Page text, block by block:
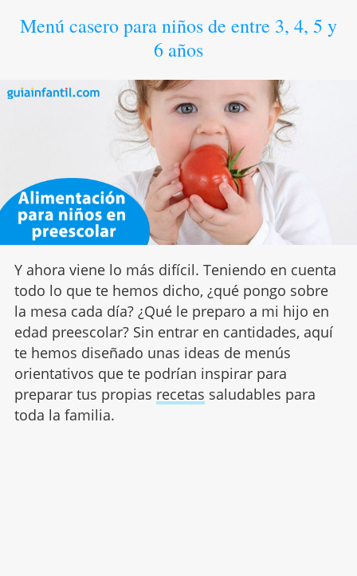
Menú casero para niños de entre 3, 4, 5 y
6 años
Y ahora viene lo más difícil. Teniendo en cuenta
todo lo que te hemos dicho, ¿qué pongo sobre
la mesa cada día? ¿Qué le preparo a mi hijo en
edad preescolar? Sin entrar en cantidades, aquí
te hemos diseñado unas ideas de menús
orientativos que te podrían inspirar para
preparar tus propias recetas saludables para
toda la familia.